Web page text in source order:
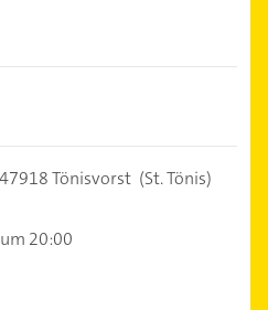
47918 Tönisvorst (St. Tönis)
20:00